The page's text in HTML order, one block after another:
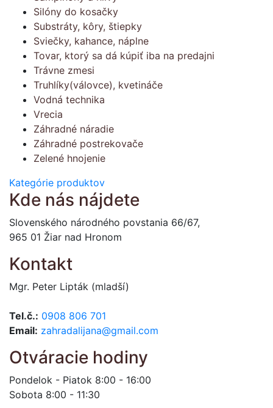
Silóny do kosačky
Substráty, kôry, štiepky
Sviečky, kahance, náplne
Tovar, ktorý sa dá kúpiť iba na predajni
Trávne zmesi
Truhlíky(válovce), kvetináče
Vodná technika
Vrecia
Záhradné náradie
Záhradné postrekovače
Zelené hnojenie
Kategórie produktov
Kde nás nájdete
Slovenského národného povstania 66/67,
965 01 Žiar nad Hronom
Kontakt
Mgr. Peter Lipták (mladší)
Tel.č.: 0908 806 701
Email: zahradalijana@gmail.com
Otváracie hodiny
Pondelok - Piatok 8:00 - 16:00
Sobota 8:00 - 11:30